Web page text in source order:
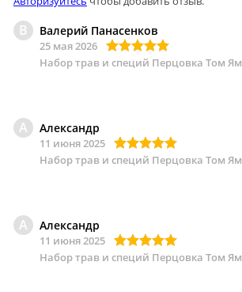
В Валерий Панасенков
25 мая 2026
Набор трав и специй Перцовка Том Ям
А Александр
11 июня 2025
Набор трав и специй Перцовка Том Ям
А Александр
11 июня 2025
Набор трав и специй Перцовка Том Ям